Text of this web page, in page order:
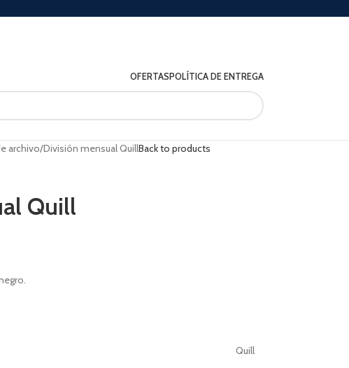
OFERTASPOLÍTICA DE ENTREGA
archivo División mensual QuillBack to products
Quill
Quill